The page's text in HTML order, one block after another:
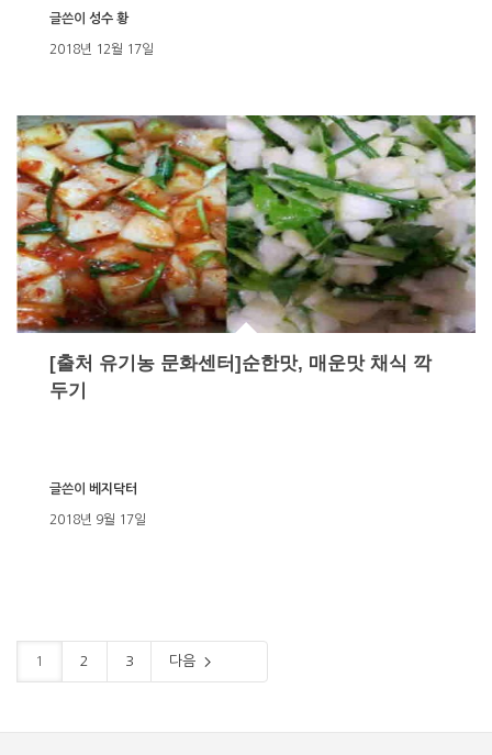
2018년 12월 17일
글쓴이 성수 황
[출처 유기농 문화센터]순한맛, 매운맛 채식 깍
두기
2018년 9월 17일
글쓴이 베지닥터
1 2 3 다음